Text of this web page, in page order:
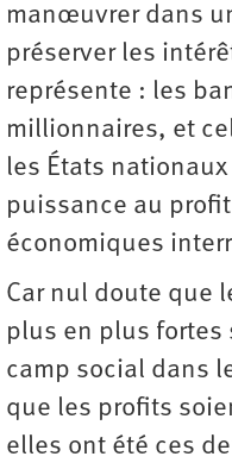
manœuvrer dans
préserver les
représente : les
millionnaires, et
les États
puissance au
économiques
Car nul doute que
plus en plus fortes
camp social dans
que les profits
elles ont été ces